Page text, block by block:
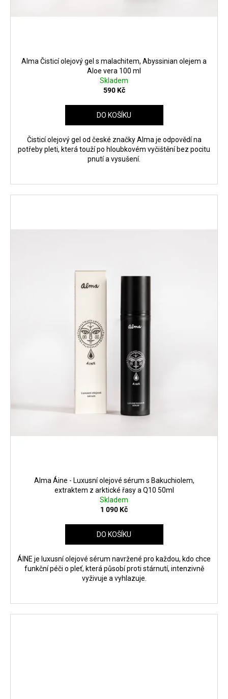
Alma Čisticí olejový gel s malachitem, Abyssinian olejem a
Aloe vera 100 ml
Skladem
590 Kč
DO KOŠÍKU
Čisticí olejový gel od české značky Alma je odpovědí na
potřeby pleti, která touží po hloubkovém vyčištění bez pocitu
pnutí a vysušení.
Alma Áine - Luxusní olejové sérum s Bakuchiolem,
extraktem z arktické řasy a Q10 50ml
Skladem
1 090 Kč
DO KOŠÍKU
ÁINE je luxusní olejové sérum navržené pro každou, kdo chce
funkční péči o pleť, která působí proti stárnutí, intenzivně
vyživuje a vyhlazuje.